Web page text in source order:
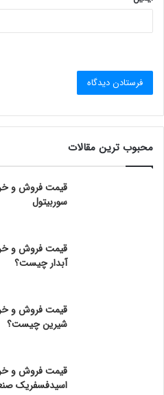
محبوب ترین مقالات
سوربیتول
قیمت فروش و
آبدار چیست؟
قیمت فروش و
شیرین چیست؟
قیمت فروش و
اسیدفسفریک